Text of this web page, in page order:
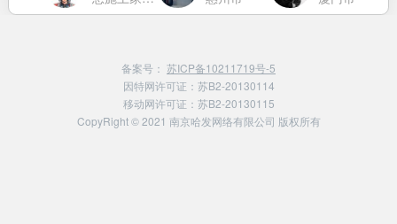
备案号： 苏ICP备10211719号-5
因特网许可证：苏B2-20130114
移动网许可证：苏B2-20130115
CopyRight © 2021 南京哈发网络有限公司 版权所有